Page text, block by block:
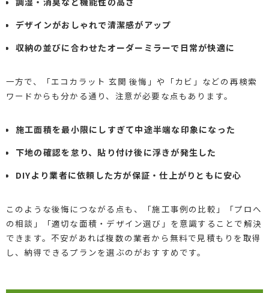
デザインがおしゃれで清潔感がアップ
収納の並びに合わせたオーダーミラーで日常が快適に
一方で、「エコカラット 玄関 後悔」や「カビ」などの再検索
ワードからも分かる通り、注意が必要な点もあります。
施工面積を最小限にしすぎて中途半端な印象になった
下地の確認を怠り、貼り付け後に浮きが発生した
DIYより業者に依頼した方が保証・仕上がりともに安心
このような後悔につながる点も、「施工事例の比較」「プロへ
の相談」「適切な面積・デザイン選び」を意識することで解決
できます。不安があれば複数の業者から無料で見積もりを取得
し、納得できるプランを選ぶのがおすすめです。